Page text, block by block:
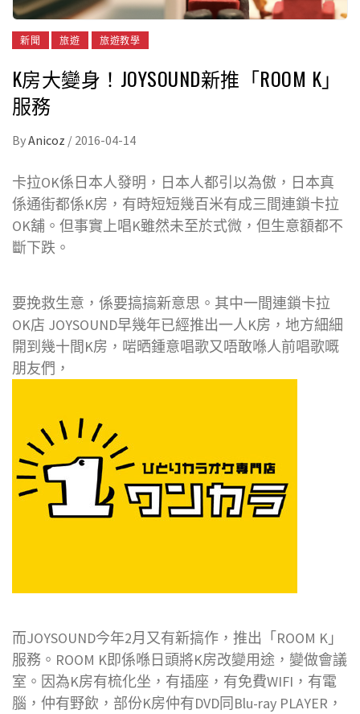
新聞 旅遊 旅遊教學
K房大變身！JOYSOUND新推「ROOM K」
服務
ByAnicoz / 2016-04-14
卡拉OK係日本人發明，日本人都引以為傲，日本真
係通街都係K房，有時短短幾百米有成三間連鎖卡拉
OK舖。但事實上唱K雖然未至於式微，但生意額都不
斷下跌。
要挽救生意，係要搞搞新意思。其中一間連鎖卡拉
OK店 JOYSOUND早幾年已經推出一人K房，地方細細
開到幾十間K房，啱晒鍾意唱歌又唔敢喺人前唱歌嘅
朋友們，
而JOYSOUND今年2月又有新搞作，推出「ROOM K」
服務。ROOM K即係喺日頭將K房改變用途，變做會議
室。因為K房有梳化坐，有插座，有免費WIFI，有電
腦，仲有野飲，部份K房仲有DVD同Blu-ray PLAYER，